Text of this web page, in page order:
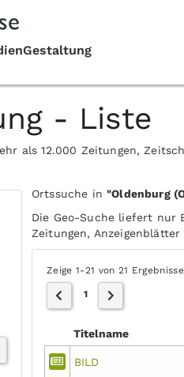
- Liste
als 12.000 Zeitungen,
Ortssuche in"Oldenburg
Die Geo-Suche liefert nur
Zeitungen,
Zeige 1-21 von 21
1
Titelname
BILD